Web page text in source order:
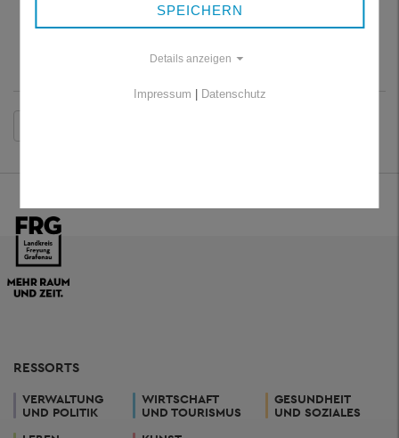
Bürgermeister Jürgen Schano
Foto: Landratsamt Freyung-Grafenau
RESSORTS
VERWALTUNG
UND POLITIK
WIRTSCHAFT
UND TOURISMUS
GESUNDHEIT
UND SOZIALES
SPEICHERN
Details anzeigen
Impressum Datenschutz